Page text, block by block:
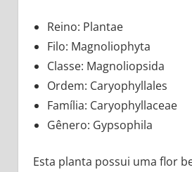
Reino: Plantae
Filo: Magnoliophyta
Classe: Magnoliopsida
Ordem: Caryophyllales
Família: Caryophyllaceae
Gênero: Gypsophila
Esta planta possui uma flor